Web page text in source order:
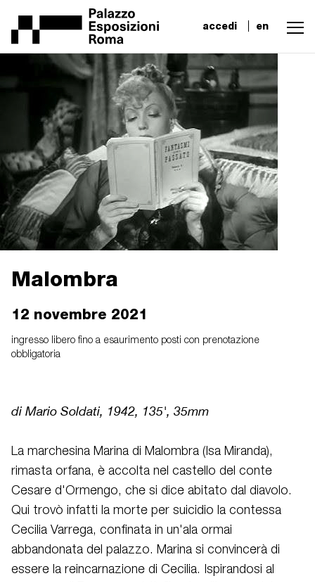
accedi en
Malombra
12 novembre 2021
ingresso libero fino a esaurimento posti con prenotazione
obbligatoria
di Mario Soldati, 1942, 135', 35mm
La marchesina Marina di Malombra (Isa Miranda),
rimasta orfana, è accolta nel castello del conte
Cesare d'Ormengo, che si dice abitato dal diavolo.
Qui trovò infatti la morte per suicidio la contessa
Cecilia Varrega, confinata in un'ala ormai
abbandonata del palazzo. Marina si convincerà di
essere la reincarnazione di Cecilia. Ispirandosi al